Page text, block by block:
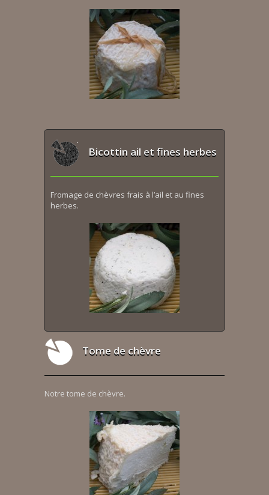
Bicottin ail et fines herbes
Fromage de chèvres frais à l’ail et au fines
herbes.
Tome de chèvre
Notre tome de chèvre.